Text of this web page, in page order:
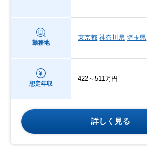
勤務地
東京都 神奈川県 埼玉県
想定年収
422～511万円
詳しく見る